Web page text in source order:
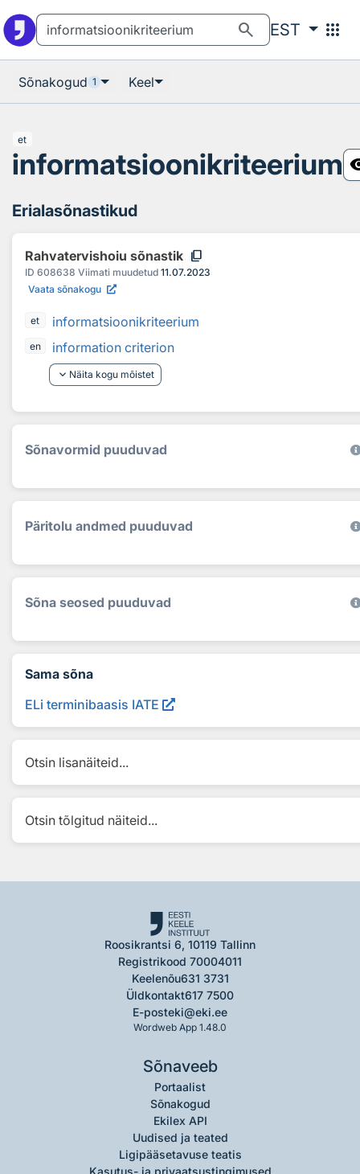
search EST apps
Sõnakogud 1 Keel
et
informatsioonikriteerium
Erialasõnastikud
Rahvatervishoiu sõnastik content_copy
ID 608638 Viimati muudetud 11.07.2023
Vaata sõnakogu
et informatsioonikriteerium
en
information criterion
keyboard_arrow_down Näita kogu mõistet
Sõnavormid puuduvad
Päritolu andmed puuduvad
Sõna seosed puuduvad
Sama sõna
ELi terminibaasis IATE
Otsin lisanäiteid...
Otsin tõlgitud näiteid...
Roosikrantsi 6, 10119 Tallinn
Registrikood 70004011
Keelenõu631 3731
Üldkontakt617 7500
E-posteki@eki.ee
Wordweb App 1.48.0
Sõnaveeb
Portaalist
Sõnakogud
Ekilex API
Uudised ja teated
Ligipääsetavuse teatis
Kasutus- ja privaatsustingimused